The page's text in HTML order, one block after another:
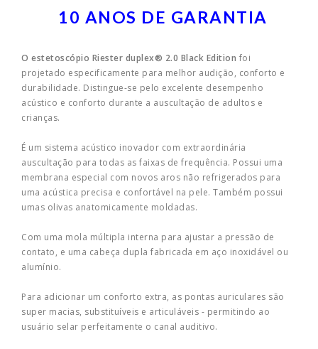
10 ANOS DE GARANTIA
O estetoscópio Riester duplex® 2.0 Black Edition foi
projetado especificamente para melhor audição, conforto e
durabilidade. Distingue-se pelo excelente desempenho
acústico e conforto durante a auscultação de adultos e
crianças.
É um sistema acústico inovador com extraordinária
auscultação para todas as faixas de frequência. Possui uma
membrana especial com novos aros não refrigerados para
uma acústica precisa e confortável na pele. Também possui
umas olivas anatomicamente moldadas.
Com uma mola múltipla interna para ajustar a pressão de
contato, e uma cabeça dupla fabricada em aço inoxidável ou
alumínio.
Para adicionar um conforto extra, as pontas auriculares são
super macias, substituíveis e articuláveis - permitindo ao
usuário selar perfeitamente o canal auditivo.